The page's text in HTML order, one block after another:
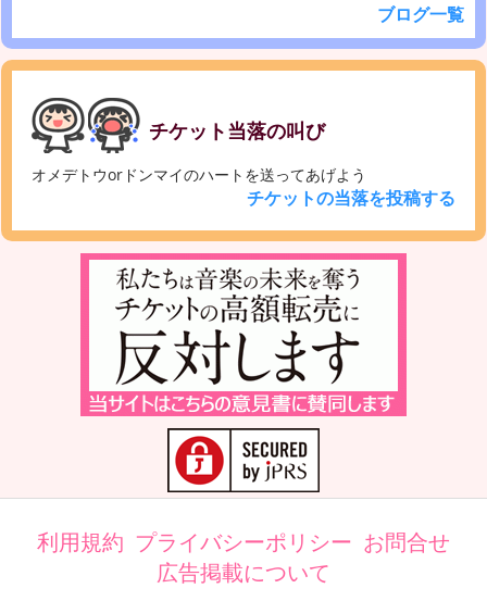
ブログ一覧
チケット当落の叫び
オメデトウorドンマイのハートを送ってあげよう
チケットの当落を投稿する
利用規約 プライバシーポリシー お問合せ
広告掲載について